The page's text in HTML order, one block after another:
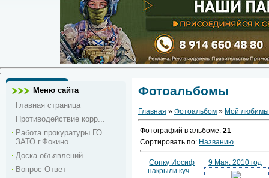
Меню сайта
Главная страница
Противодействие корр...
Работа прокуратуры ГО
ЗАТО г.Фокино
Доска объявлений
Вопрос-Ответ
Фотоальбомы
Главная » Фотоальбом » Мой
Фотографий в альбоме: 21
Сортировать по: Названию
Сопку Иосиф
накрыли куч...
9 Мая. 2010 год